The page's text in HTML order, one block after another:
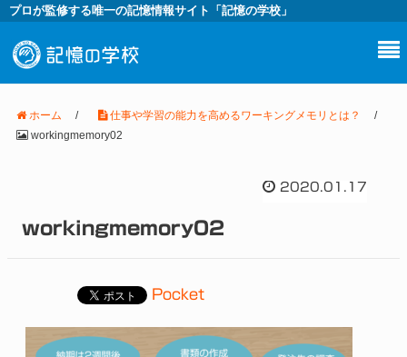
プロが監修する唯一の記憶情報サイト「記憶の学校」
ホーム / 仕事や学習の能力を高めるワーキングメモリとは？
/
workingmemory02
2020.01.17
workingmemory02
Pocket